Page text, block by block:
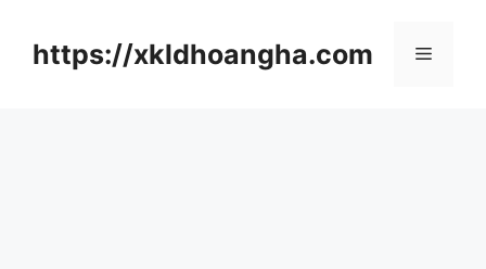
https://xkldhoangha.com 메